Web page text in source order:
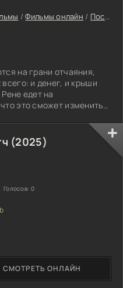
/Фильмы онлайн / Последние фильмы 2025
на грани отчаяния,
и денег, и крыши
едет на
это сможет изменить
всё летит в
под контроля. Рене
семейного суда. Там
ли она с ребёнком или
(2025)
СМОТРЕТЬ ОНЛАЙН
Голосов: 0